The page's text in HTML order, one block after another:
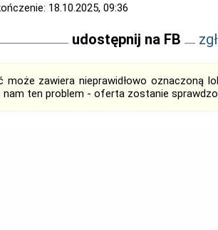
18.10.2025, 09:36
udostępnij na FB
może zawiera nieprawidłowo oznaczoną
nam ten problem - oferta zostanie